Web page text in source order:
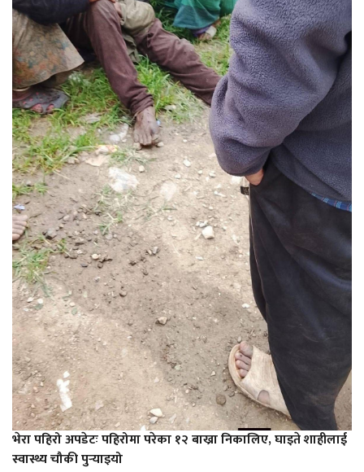
भेरा पहिरो अपडेटः पहिरोमा परेका १२ बाख्रा निकालिए, घाइते शाहीलाई
स्वास्थ्य चौकी पुर्‍याइयो